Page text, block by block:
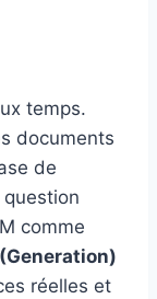
temps.
documents
de
comme
(Generation)
réelles et